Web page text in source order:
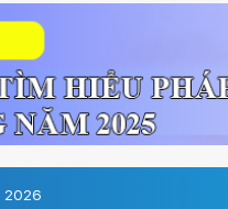
2026